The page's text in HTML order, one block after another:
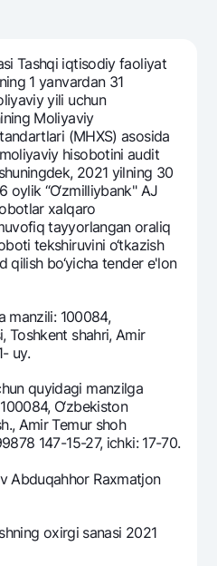
ishlashga rozilik berish
boring
Tashqi iqtisodiy faoliyat
1 yanvardan 31
yili uchun
Moliyaviy
(MHXS) asosida
hisobotini audit
2021 yilning 30
oylik “O‘zmilliybank" AJ
xalqaro
tayyorlangan oraliq
tekshiruvini o‘tkazish
qilish bo‘yicha tender e'lon
manzili: 100084,
Toshkent shahri, Amir
uy.
quyidagi manzilga
O‘zbekiston
Amir Temur shoh
147-15-27, ichki: 17-70.
Abduqahhor Raxmatjon
oxirgi sanasi 2021